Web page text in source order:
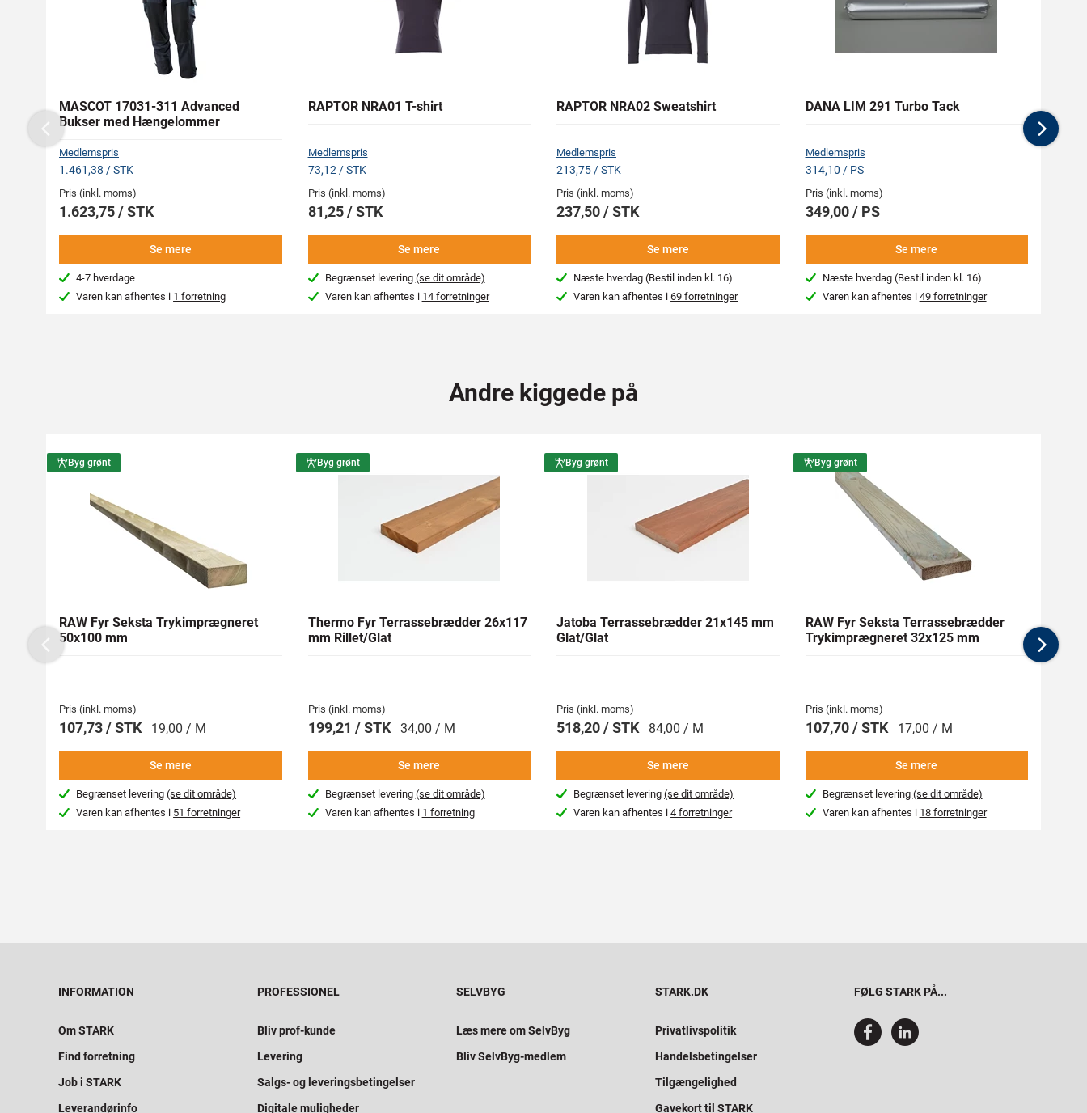
MASCOT 17031-311 Advanced
Bukser med Hængelommer
Medlemspris
1.461,38 / STK
Pris (inkl. moms)
1.623,75 / STK
Se mere
4-7 hverdage
Varen kan afhentes i 1 forretning
RAPTOR NRA01 T-shirt
Medlemspris
73,12 / STK
Pris (inkl. moms)
81,25 / STK
Se mere
Begrænset levering (se dit område)
Varen kan afhentes i 14 forretninger
RAPTOR NRA02 Sweatshirt
Medlemspris
213,75 / STK
Pris (inkl. moms)
237,50 / STK
Se mere
Næste hverdag (Bestil inden kl. 16)
Varen kan afhentes i69 forretninger
DANA LIM 291 Turbo Tack
Medlemspris
314,10 / PS
Pris (inkl. moms)
349,00 / PS
Se mere
Næste hverdag (Bestil inden kl. 16)
Varen kan afhentes i 49 forretninger
Previous
Andre kiggede på
Byg grønt
RAW Fyr Seksta Trykimprægneret
50x100 mm
Pris (inkl. moms)
107,73 / STK 19,00 / M
Se mere
Begrænset levering(se dit område)
Varen kan afhentes i 51 forretninger
Byg grønt
Thermo Fyr Terrassebrædder 26x117
mm Rillet/Glat
Pris (inkl. moms)
199,21 / STK 34,00 / M
Se mere
Begrænset levering (se dit område)
Varen kan afhentes i 1 forretning
Byg grønt
Jatoba Terrassebrædder 21x145 mm
Glat/Glat
Pris (inkl. moms)
518,20 / STK 84,00 / M
Se mere
Begrænset levering(se dit område)
Varen kan afhentes i4 forretninger
Byg grønt
RAW Fyr Seksta Terrassebrædder
Trykimprægneret 32x125 mm
Pris (inkl. moms)
107,70 / STK 17,00 / M
Se mere
Begrænset levering (se dit område)
Varen kan afhentes i 18 forretninger
mm
Previous
INFORMATION
Om STARK
Find forretning
Job i STARK
Leverandørinfo
PROFESSIONEL
Bliv prof-kunde
Levering
Salgs- og leveringsbetingelser
Digitale muligheder
SELVBYG
Læs mere om SelvByg
Bliv SelvByg-medlem
STARK.DK
Privatlivspolitik
Handelsbetingelser
Tilgængelighed
Gavekort til STARK
FØLG STARK PÅ...